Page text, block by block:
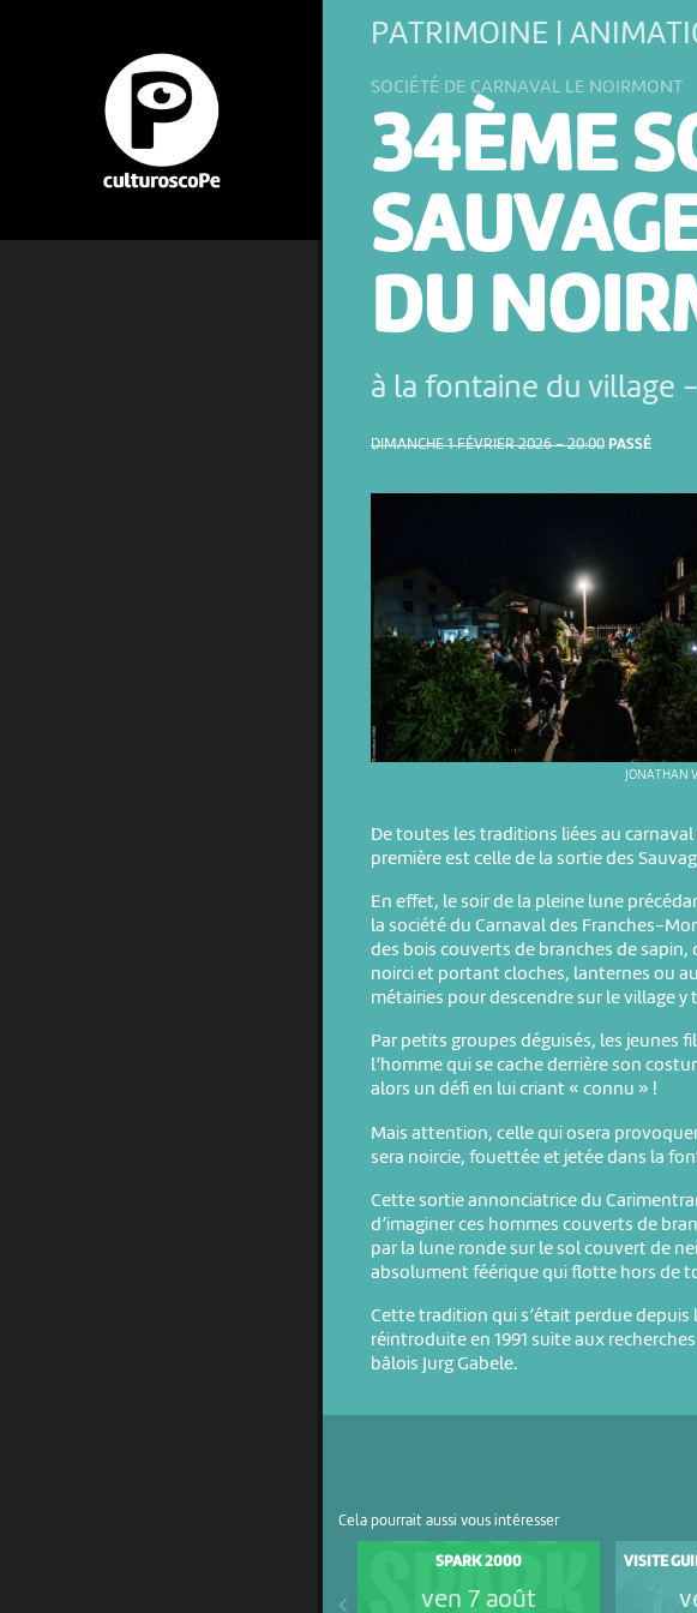
DIMANCHE 1 FÉVRIER 2026 – 20:00 PASSÉ
JONATHAN
PATRIMOINE |
SOCIÉTÉ DE CARNAVAL LE NOIRMONT
34ÈME
DU
à la fontaine du village -
De toutes les traditions liées au
première est celle de la sortie des
En effet, le soir de la pleine lune
la société du Carnaval des Franches-
des bois couverts de branches de sapin,
noirci et portant cloches, lanternes ou
métairies pour descendre sur le village
Par petits groupes déguisés, les jeunes
l’homme qui se cache derrière son
alors un défi en lui criant « connu » !
Mais attention, celle qui osera
sera noircie, fouettée et jetée dans la
Cette sortie annonciatrice du
d’imaginer ces hommes couverts de
par la lune ronde sur le sol couvert de
absolument féérique qui flotte hors de
Cette tradition qui s’était perdue depuis
réintroduite en 1991 suite aux
bâlois Jurg Gabele.
Cela pourrait aussi vous intéresser
SPARK 2000
ven 7 août
VISITE